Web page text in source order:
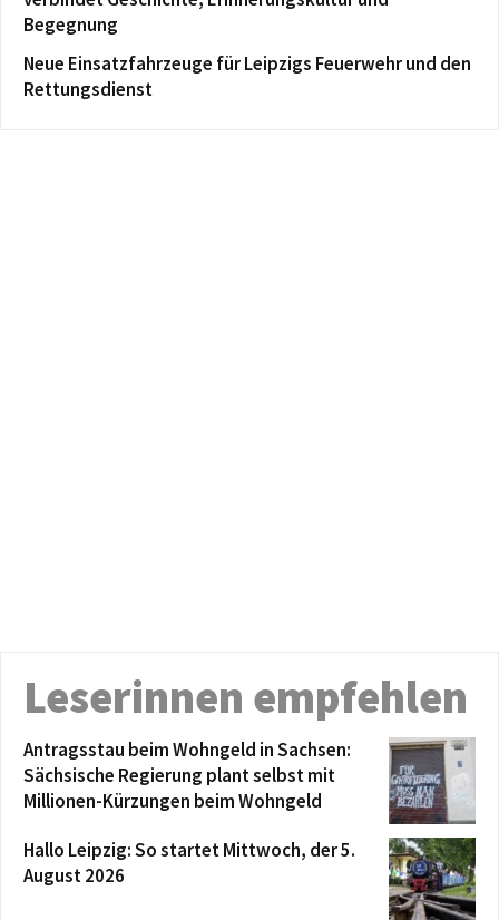
Begegnung
Neue Einsatzfahrzeuge für Leipzigs Feuerwehr und den
Rettungsdienst
Leserinnen empfehlen
Antragsstau beim Wohngeld in Sachsen:
Sächsische Regierung plant selbst mit
Millionen-Kürzungen beim Wohngeld
Hallo Leipzig: So startet Mittwoch, der 5.
August 2026